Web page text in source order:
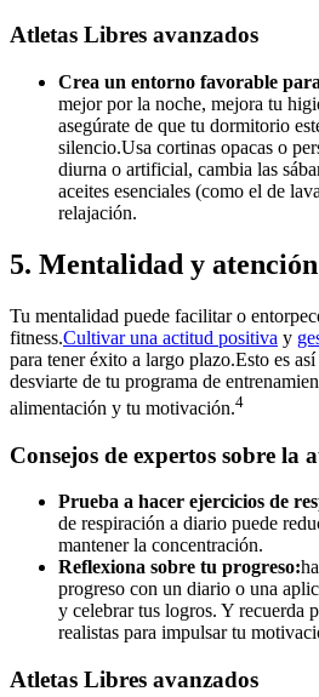
Atletas Libres avanzados
Crea un entorno favorable
mejor por la noche, mejora tu
asegúrate de que tu dormitorio
silencio.Usa cortinas opacas o
diurna o artificial, cambia las
aceites esenciales (como el de
relajación.
5. Mentalidad y
Tu mentalidad puede facilitar o
fitness.Cultivar una actitud positiva y
para tener éxito a largo plazo.Esto es
desviarte de tu programa de
alimentación y tu motivación.4
Consejos de expertos sobre la
Prueba a hacer ejercicios de
de respiración a diario puede
mantener la concentración.
Reflexiona sobre tu progreso:
progreso con un diario o una
y celebrar tus logros. Y recuerda
realistas para impulsar tu
Atletas Libres avanzados